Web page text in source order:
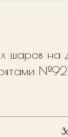
шаров на
№92